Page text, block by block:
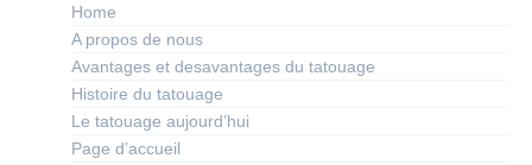
Home
A propos de nous
Avantages et desavantages du tatouage
Histoire du tatouage
Le tatouage aujourd’hui
Page d’accueil